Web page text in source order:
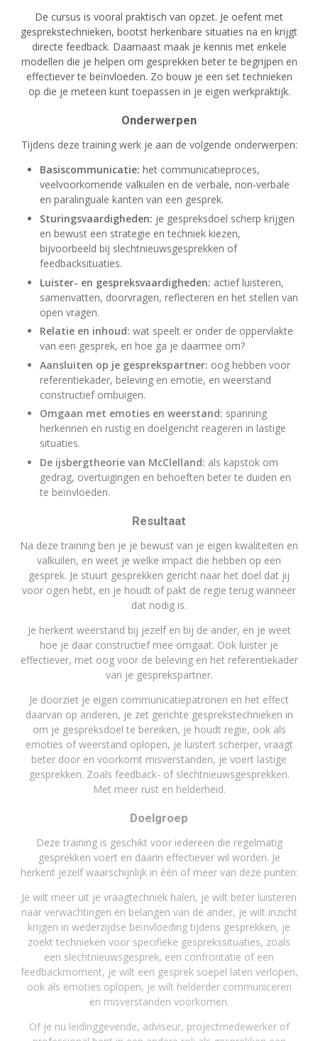
De cursus is vooral praktisch van opzet. Je oefent met
gesprekstechnieken, bootst herkenbare situaties na en krijgt
directe feedback. Daarnaast maak je kennis met enkele
modellen die je helpen om gesprekken beter te begrijpen en
effectiever te beïnvloeden. Zo bouw je een set technieken
op die je meteen kunt toepassen in je eigen werkpraktijk.
Onderwerpen
Tijdens deze training werk je aan de volgende onderwerpen:
Basiscommunicatie: het communicatieproces,
veelvoorkomende valkuilen en de verbale, non-verbale
en paralinguale kanten van een gesprek.
Sturingsvaardigheden: je gespreksdoel scherp krijgen
en bewust een strategie en techniek kiezen,
bijvoorbeeld bij slechtnieuwsgesprekken of
feedbacksituaties.
Luister- en gespreksvaardigheden: actief luisteren,
samenvatten, doorvragen, reflecteren en het stellen van
open vragen.
Relatie en inhoud: wat speelt er onder de oppervlakte
van een gesprek, en hoe ga je daarmee om?
Aansluiten op je gesprekspartner: oog hebben voor
referentiekader, beleving en emotie, en weerstand
constructief ombuigen.
Omgaan met emoties en weerstand: spanning
herkennen en rustig en doelgericht reageren in lastige
situaties.
De ijsbergtheorie van McClelland: als kapstok om
gedrag, overtuigingen en behoeften beter te duiden en
te beïnvloeden.
Resultaat
Na deze training ben je je bewust van je eigen kwaliteiten en
valkuilen, en weet je welke impact die hebben op een
gesprek. Je stuurt gesprekken gericht naar het doel dat jij
voor ogen hebt, en je houdt of pakt de regie terug wanneer
dat nodig is.
Je herkent weerstand bij jezelf en bij de ander, en je weet
hoe je daar constructief mee omgaat. Ook luister je
effectiever, met oog voor de beleving en het referentiekader
van je gesprekspartner.
Je doorziet je eigen communicatiepatronen en het effect
daarvan op anderen, je zet gerichte gesprekstechnieken in
om je gespreksdoel te bereiken, je houdt regie, ook als
emoties of weerstand oplopen, je luistert scherper, vraagt
beter door en voorkomt misverstanden, je voert lastige
gesprekken. Zoals feedback- of slechtnieuwsgesprekken.
Met meer rust en helderheid.
Doelgroep
Deze training is geschikt voor iedereen die regelmatig
gesprekken voert en daarin effectiever wil worden. Je
herkent jezelf waarschijnlijk in één of meer van deze punten:
Je wilt meer uit je vraagtechniek halen, je wilt beter luisteren
naar verwachtingen en belangen van de ander, je wilt inzicht
krijgen in wederzijdse beïnvloeding tijdens gesprekken, je
zoekt technieken voor specifieke gesprekssituaties, zoals
een slechtnieuwsgesprek, een confrontatie of een
feedbackmoment, je wilt een gesprek soepel laten verlopen,
ook als emoties oplopen, je wilt helderder communiceren
en misverstanden voorkomen.
Of je nu leidinggevende, adviseur, projectmedewerker of